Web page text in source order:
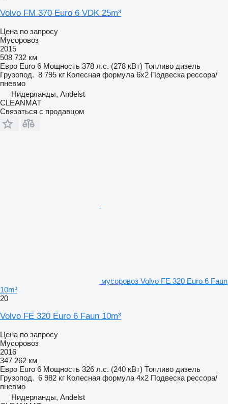
Volvo FM 370 Euro 6 VDK 25m³
Цена по запросу
Мусоровоз
2015
508 732 км
Евро Euro 6 Мощность 378 л.с. (278 кВт) Топливо дизель
Грузопод. 8 795 кг Колесная формула 6x2 Подвеска рессора/
пневмо
Нидерланды, Andelst
CLEANMAT
Связаться с продавцом
мусоровоз Volvo FE 320 Euro 6 Faun
10m³
20
Volvo FE 320 Euro 6 Faun 10m³
Цена по запросу
Мусоровоз
2016
347 262 км
Евро Euro 6 Мощность 326 л.с. (240 кВт) Топливо дизель
Грузопод. 6 982 кг Колесная формула 4x2 Подвеска рессора/
пневмо
Нидерланды, Andelst